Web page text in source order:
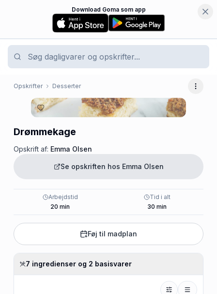
Download Goma som app
Opskrifter Desserter Flere
Drømmekage
Opskrift af: Emma Olsen
Se opskriften hos Emma Olsen
Arbejdstid
20 min
Tid i alt
30 min
Føj til madplan
7 ingredienser og 2 basisvarer